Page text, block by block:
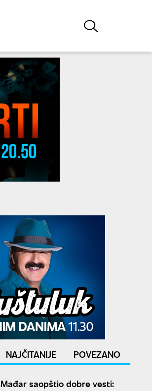
NAJČITANIJE POVEZANO
Mađar saopštio dobre vesti: